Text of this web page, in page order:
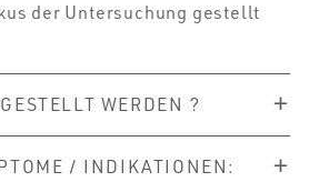
der Untersuchung gestellt
WERDEN ?
/ INDIKATIONEN: